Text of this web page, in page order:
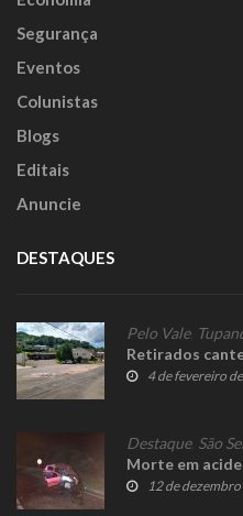
Segurança
Eventos
Colunistas
Blogs
Editais
Anuncie
DESTAQUES
Pelo Vale,
Retirados
4 de fevereiro
Destaque, São
Morte em
12 de